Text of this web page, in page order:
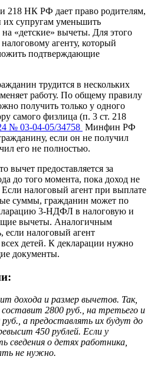
218 НК РФ дает право родителям,
супругам уменьшить
«детские» вычеты. Для этого
агенту, который
подтверждающие
трудится в нескольких
работу. По общему правилу
получить только у одного
самого физлица (п. 3 ст. 218
№ 03-04-05/34758 Минфин РФ
если он не получил
его не полностью.
вычет предоставляется за
до того момента, пока доход не
налоговый агент при выплате
суммы, гражданин может по
3-НДФЛ в налоговую и
вычеты. Аналогичным
если налоговый агент
детей. К декларации нужно
документы.
дохода и размер вычетов. Так,
2800 руб., на третьего и
а предоставлять их будут до
450 рублей. Если у
сведения о детях работника,
не нужно.